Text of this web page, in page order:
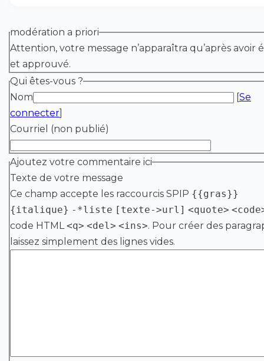
modération a priori
Attention, votre message n’apparaîtra qu’après avoir
et approuvé.
Qui êtes-vous ?
Nom
[Se
connecter]
Courriel (non publié)
Ajoutez votre commentaire ici
Texte de votre message
Ce champ accepte les raccourcis SPIP {{gras}}
{italique} -*liste [texte->url] <quote>
code HTML<q> <del> <ins>. Pour créer des
laissez simplement des lignes vides.